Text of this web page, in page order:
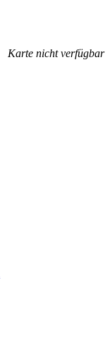
Karte nicht verfügbar